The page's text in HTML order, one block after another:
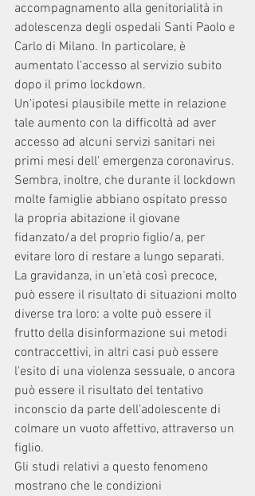
accompagnamento alla genitorialità in
adolescenza degli ospedali Santi Paolo e
Carlo di Milano. In particolare, è
aumentato l'accesso al servizio subito
dopo il primo lockdown.
Un'ipotesi plausibile mette in relazione
tale aumento con la difficoltà ad aver
accesso ad alcuni servizi sanitari nei
primi mesi dell' emergenza coronavirus.
Sembra, inoltre, che durante il lockdown
molte famiglie abbiano ospitato presso
la propria abitazione il giovane
fidanzato/a del proprio figlio/a, per
evitare loro di restare a lungo separati.
La gravidanza, in un'età così precoce,
può essere il risultato di situazioni molto
diverse tra loro: a volte può essere il
frutto della disinformazione sui metodi
contraccettivi, in altri casi può essere
l'esito di una violenza sessuale, o ancora
può essere il risultato del tentativo
inconscio da parte dell'adolescente di
colmare un vuoto affettivo, attraverso un
figlio.
Gli studi relativi a questo fenomeno
mostrano che le condizioni